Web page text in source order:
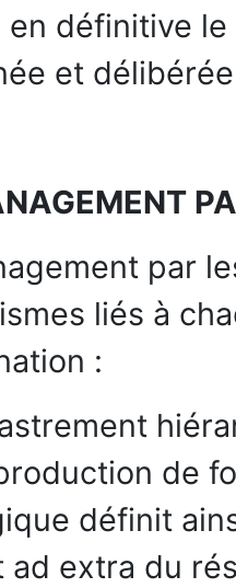
en définitive
et
par
liés à
:
de
définit
ad extra du